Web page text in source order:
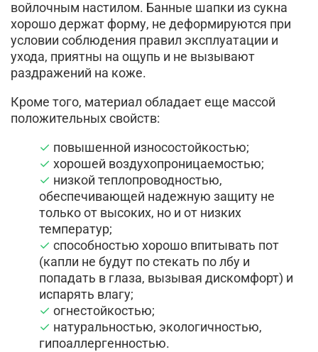
войлочным настилом. Банные шапки из сукна
хорошо держат форму, не деформируются при
условии соблюдения правил эксплуатации и
ухода, приятны на ощупь и не вызывают
раздражений на коже.
Кроме того, материал обладает еще массой
положительных свойств:
повышенной износостойкостью;
хорошей воздухопроницаемостью;
низкой теплопроводностью,
обеспечивающей надежную защиту не
только от высоких, но и от низких
температур;
способностью хорошо впитывать пот
(капли не будут по стекать по лбу и
попадать в глаза, вызывая дискомфорт) и
испарять влагу;
огнестойкостью;
натуральностью, экологичностью,
гипоаллергенностью.